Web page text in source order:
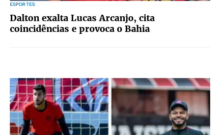
ESPORTES
Dalton exalta Lucas Arcanjo, cita
coincidências e provoca o Bahia